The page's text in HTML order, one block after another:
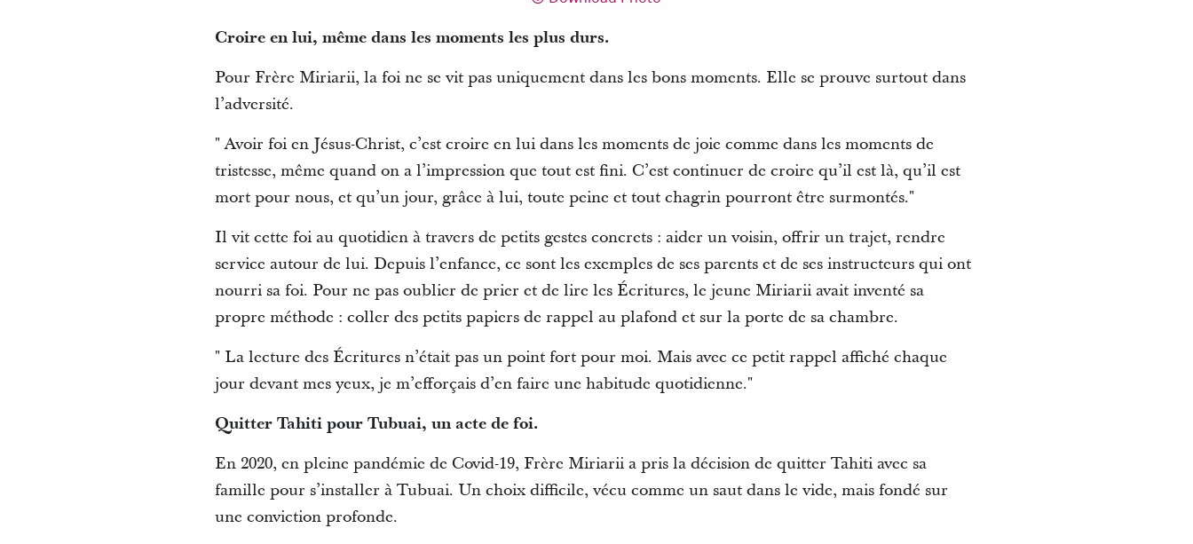
Croire en lui, même dans les moments les plus durs.
Pour Frère Miriarii, la foi ne se vit pas uniquement dans les bons moments. Elle se prouve surtout dans
l’adversité.
" Avoir foi en Jésus-Christ, c’est croire en lui dans les moments de joie comme dans les moments de
tristesse, même quand on a l’impression que tout est fini. C’est continuer de croire qu’il est là, qu’il est
mort pour nous, et qu’un jour, grâce à lui, toute peine et tout chagrin pourront être surmontés."
Il vit cette foi au quotidien à travers de petits gestes concrets : aider un voisin, offrir un trajet, rendre
service autour de lui. Depuis l’enfance, ce sont les exemples de ses parents et de ses instructeurs qui ont
nourri sa foi. Pour ne pas oublier de prier et de lire les Écritures, le jeune Miriarii avait inventé sa
propre méthode : coller des petits papiers de rappel au plafond et sur la porte de sa chambre.
" La lecture des Écritures n’était pas un point fort pour moi. Mais avec ce petit rappel affiché chaque
jour devant mes yeux, je m’efforçais d’en faire une habitude quotidienne."
Quitter Tahiti pour Tubuai, un acte de foi.
En 2020, en pleine pandémie de Covid-19, Frère Miriarii a pris la décision de quitter Tahiti avec sa
famille pour s’installer à Tubuai. Un choix difficile, vécu comme un saut dans le vide, mais fondé sur
une conviction profonde.